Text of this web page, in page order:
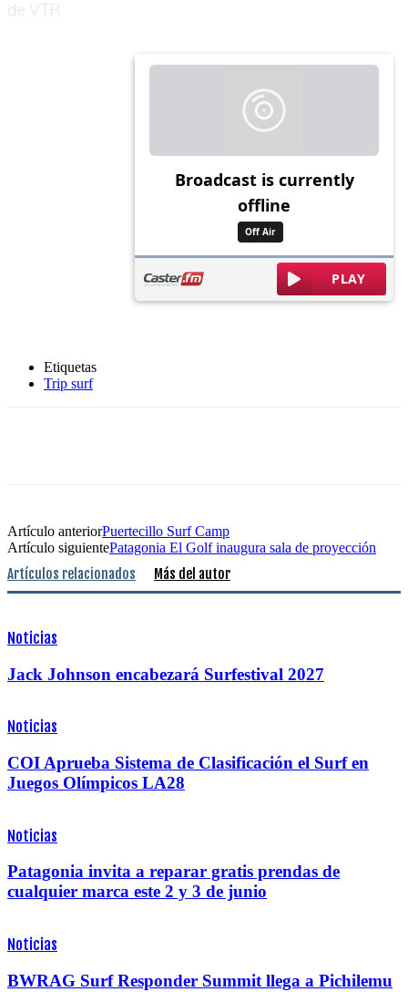
de VTR.
Etiquetas
Trip surf
Artículo anteriorPuertecillo Surf Camp
Artículo siguientePatagonia El Golf inaugura sala de proyección
Artículos relacionados Más del autor
Noticias
Jack Johnson encabezará Surfestival 2027
Noticias
COI Aprueba Sistema de Clasificación el Surf en
Juegos Olímpicos LA28
Noticias
Patagonia invita a reparar gratis prendas de
cualquier marca este 2 y 3 de junio
Noticias
BWRAG Surf Responder Summit llega a Pichilemu